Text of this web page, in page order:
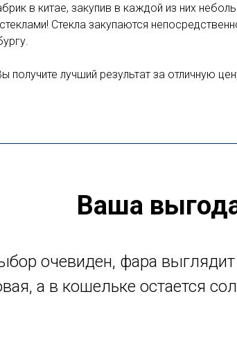
в китае, закупив в каждой из них
Стекла закупаются
лучший результат за отличную
Ваша
очевиден, фара выглядит
а в кошельке остается